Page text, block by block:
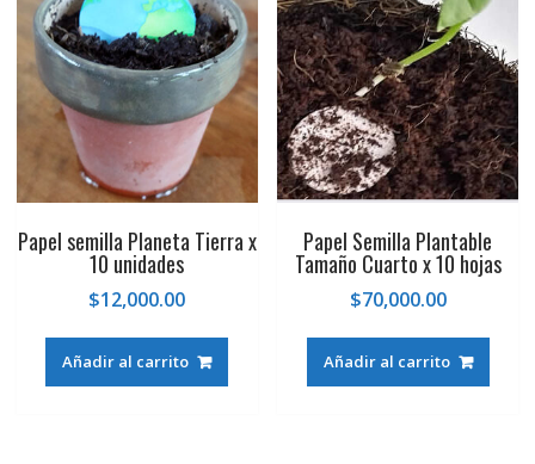
Papel semilla Planeta Tierra x
10 unidades
$12,000.00
Añadir al carrito
Papel Semilla Plantable
Tamaño Cuarto x 10 hojas
$70,000.00
Añadir al carrito